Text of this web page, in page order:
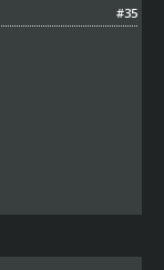
#35